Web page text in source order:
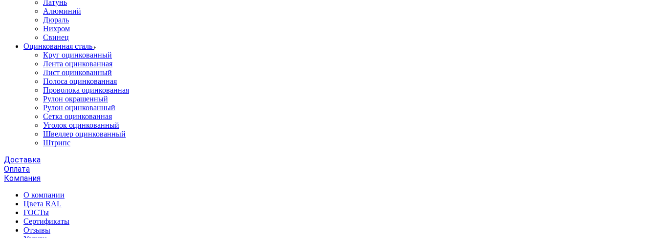
Латунь
Алюминий
Дюраль
Нихром
Свинец
Оцинкованная сталь
Круг оцинкованный
Лента оцинкованная
Лист оцинкованный
Полоса оцинкованная
Проволока оцинкованная
Рулон окрашенный
Рулон оцинкованный
Сетка оцинкованная
Уголок оцинкованный
Швеллер оцинкованный
Штрипс
Доставка
Оплата
Компания
О компании
Цвета RAL
ГОСТы
Сертификаты
Отзывы